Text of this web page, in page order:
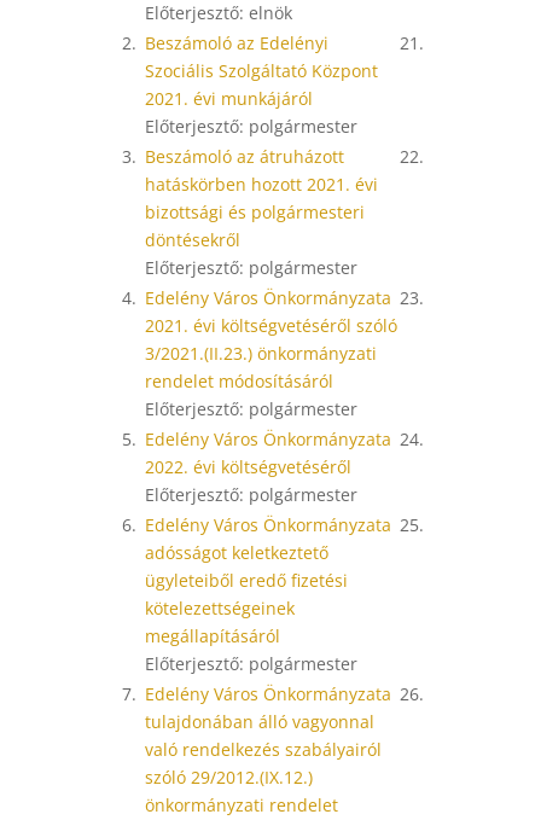
Előterjesztő: elnök
2. Beszámoló az Edelényi
Szociális Szolgáltató Központ
2021. évi munkájáról
Előterjesztő: polgármester
21.
3. Beszámoló az átruházott
hatáskörben hozott 2021. évi
bizottsági és polgármesteri
döntésekről
Előterjesztő: polgármester
22.
4. Edelény Város Önkormányzata
2021. évi költségvetéséről szóló
3/2021.(II.23.) önkormányzati
rendelet módosításáról
Előterjesztő: polgármester
23.
5. Edelény Város Önkormányzata
2022. évi költségvetéséről
Előterjesztő: polgármester
24.
6. Edelény Város Önkormányzata
adósságot keletkeztető
ügyleteiből eredő fizetési
kötelezettségeinek
megállapításáról
Előterjesztő: polgármester
25.
7. Edelény Város Önkormányzata
tulajdonában álló vagyonnal
való rendelkezés szabályairól
szóló 29/2012.(IX.12.)
önkormányzati rendelet
26.